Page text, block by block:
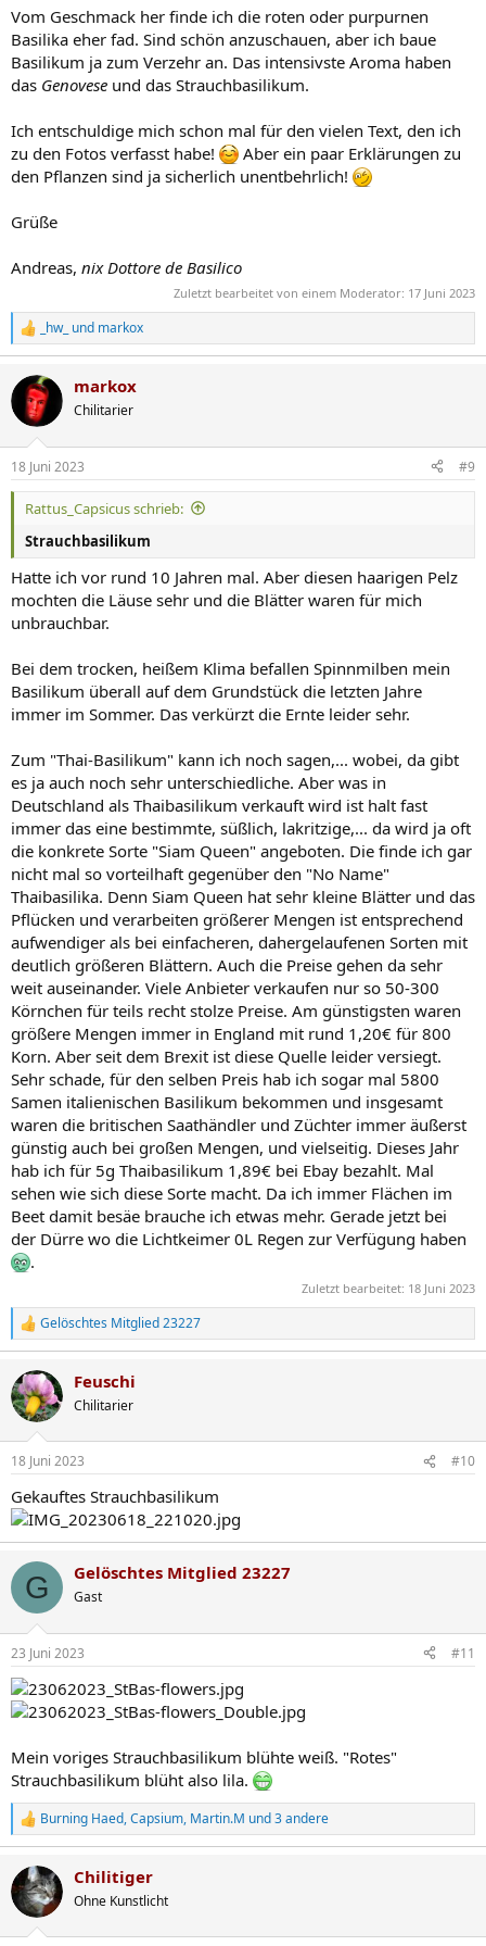
Vom Geschmack her finde ich die roten oder purpurnen
Basilika eher fad. Sind schön anzuschauen, aber ich baue
Basilikum ja zum Verzehr an. Das intensivste Aroma haben
das Genovese und das Strauchbasilikum.
Ich entschuldige mich schon mal für den vielen Text, den ich
zu den Fotos verfasst habe!
Aber ein paar Erklärungen zu
den Pflanzen sind ja sicherlich unentbehrlich!
Grüße
Andreas, nix Dottore de Basilico
Zuletzt bearbeitet von einem Moderator: 17 Juni 2023
R
e
k
i
e
n
_hw_ und markox
markox
Chilitarier
18 Juni 2023 #9
Rattus_Capsicus schrieb:
Strauchbasilikum
Hatte ich vor rund 10 Jahren mal. Aber diesen haarigen Pelz
mochten die Läuse sehr und die Blätter waren für mich
unbrauchbar.
Bei dem trocken, heißem Klima befallen Spinnmilben mein
Basilikum überall auf dem Grundstück die letzten Jahre
immer im Sommer. Das verkürzt die Ernte leider sehr.
Zum "Thai-Basilikum" kann ich noch sagen,... wobei, da gibt
es ja auch noch sehr unterschiedliche. Aber was in
Deutschland als Thaibasilikum verkauft wird ist halt fast
immer das eine bestimmte, süßlich, lakritzige,... da wird ja oft
die konkrete Sorte "Siam Queen" angeboten. Die finde ich gar
nicht mal so vorteilhaft gegenüber den "No Name"
Thaibasilika. Denn Siam Queen hat sehr kleine Blätter und das
Pflücken und verarbeiten größerer Mengen ist entsprechend
aufwendiger als bei einfacheren, dahergelaufenen Sorten mit
deutlich größeren Blättern. Auch die Preise gehen da sehr
weit auseinander. Viele Anbieter verkaufen nur so 50-300
Körnchen für teils recht stolze Preise. Am günstigsten waren
größere Mengen immer in England mit rund 1,20€ für 800
Korn. Aber seit dem Brexit ist diese Quelle leider versiegt.
Sehr schade, für den selben Preis hab ich sogar mal 5800
Samen italienischen Basilikum bekommen und insgesamt
waren die britischen Saathändler und Züchter immer äußerst
günstig auch bei großen Mengen, und vielseitig. Dieses Jahr
hab ich für 5g Thaibasilikum 1,89€ bei Ebay bezahlt. Mal
sehen wie sich diese Sorte macht. Da ich immer Flächen im
Beet damit besäe brauche ich etwas mehr. Gerade jetzt bei
der Dürre wo die Lichtkeimer 0L Regen zur Verfügung haben
.
Zuletzt bearbeitet: 18 Juni 2023
R
e
k
t
i
e
:
Gelöschtes Mitglied 23227
Feuschi
Chilitarier
18 Juni 2023 #10
Gekauftes Strauchbasilikum
G Gelöschtes Mitglied 23227
Gast
23 Juni 2023 #11
Mein voriges Strauchbasilikum blühte weiß. "Rotes"
Strauchbasilikum blüht also lila.
R
e
k
t
i
Burning Haed,Capsium, Martin.M und 3 andere
Chilitiger
Ohne Kunstlicht